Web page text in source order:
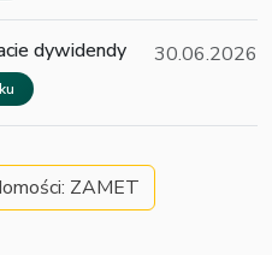
dywidendy 30.06.2026
ZAMET